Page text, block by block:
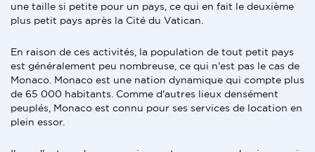
une taille si petite pour un pays, ce qui en fait le deuxième
plus petit pays après la Cité du Vatican.
En raison de ces activités, la population de tout petit pays
est généralement peu nombreuse, ce qui n'est pas le cas de
Monaco. Monaco est une nation dynamique qui compte plus
de 65 000 habitants. Comme d'autres lieux densément
peuplés, Monaco est connu pour ses services de location en
plein essor.